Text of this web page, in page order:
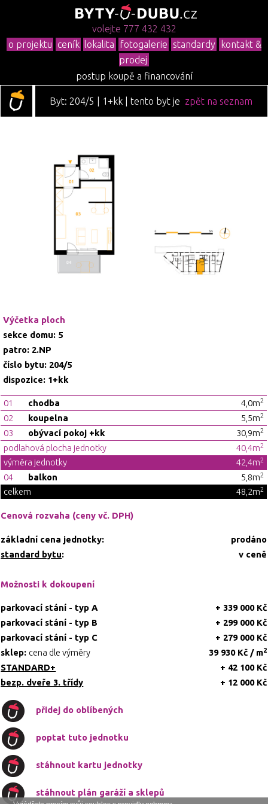
volejte 777 432 432
o projektu ceník lokalita fotogalerie standardy
kontakt &
prodej
postup koupě a financování
zpět na seznam
Byt: 204/5 | 1+kk | tento byt je
Výčetka ploch
sekce domu: 5
patro: 2.NP
číslo bytu: 204/5
dispozice: 1+kk
01 chodba 4,0m2
02 koupelna 5,5m2
03 obývací pokoj +kk 30,9m2
podlahová plocha jednotky 40,4m2
výměra jednotky 42,4m2
04 balkon 5,8m2
celkem 48,2m2
Cenová rozvaha (ceny vč. DPH)
základní cena jednotky:
prodáno
standard bytu: v ceně
Možnosti k dokoupení
parkovací stání - typ A
+ 339 000 Kč
parkovací stání - typ B
+ 299 000 Kč
parkovací stání - typ C
+ 279 000 Kč
sklep: cena dle výměry 39 930 Kč / m2
STANDARD+
+ 42 100 Kč
bezp. dveře 3. třídy
+ 12 000 Kč
přidej do oblíbených
poptat tuto jednotku
stáhnout kartu jednotky
stáhnout plán garáží a sklepů